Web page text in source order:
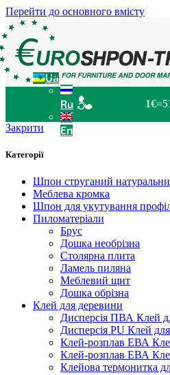
Перейти до основного вмісту
Ua
Ru
En
Закрити
Категорії
Шпон струганий
Меблева кромка
Шпон для укутування
Пиломатеріали
Брус
Дошка необрізна
Столярна плита
Ламель пиляна
Меблевий щит
Дошка обрізна
Клей для деревини
Дисперсія ПВА Клей
Дисперсія PU Клей для
Клей-розплав ЕВА
Клей-розплав ЕВА
Клейова термонитка